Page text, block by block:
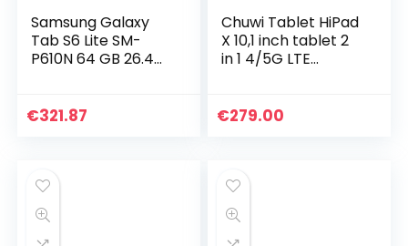
Samsung Galaxy
Tab S6 Lite SM-
P610N 64 GB 26.4
GB Wi-Fi 5
€321.87
Chuwi Tablet HiPad
X 10,1 inch tablet 2
in 1 4/5G LTE
tot 2,0 GHz 1920 x
€279.00